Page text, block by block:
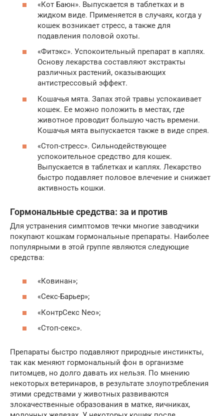
«Кот Баюн». Выпускается в таблетках и в
жидком виде. Применяется в случаях, когда у
кошек возникает стресс, а также для
подавления половой охоты.
«Фитэкс». Успокоительный препарат в каплях.
Основу лекарства составляют экстракты
различных растений, оказывающих
антистрессовый эффект.
Кошачья мята. Запах этой травы успокаивает
кошек. Ее можно положить в местах, где
животное проводит большую часть времени.
Кошачья мята выпускается также в виде спрея.
«Стоп-стресс». Сильнодействующее
успокоительное средство для кошек.
Выпускается в таблетках и каплях. Лекарство
быстро подавляет половое влечение и снижает
активность кошки.
Гормональные средства: за и против
Для устранения симптомов течки многие заводчики
покупают кошкам гормональные препараты. Наиболее
популярными в этой группе являются следующие
средства:
«Ковинан»;
«Секс-Барьер»;
«КонтрСекс Neo»;
«Стоп-секс».
Препараты быстро подавляют природные инстинкты,
так как меняют гормональный фон в организме
питомцев, но долго давать их нельзя. По мнению
некоторых ветеринаров, в результате злоупотребления
этими средствами у животных развиваются
злокачественные образования в матке, яичниках,